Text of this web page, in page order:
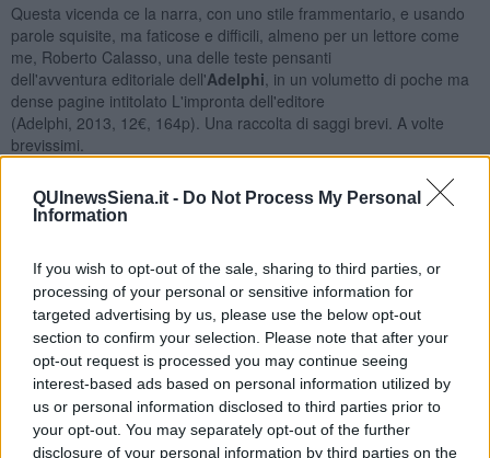
QUInewsSiena.it - Do Not Process My Personal
Information
If you wish to opt-out of the sale, sharing to third parties, or
processing of your personal or sensitive information for
targeted advertising by us, please use the below opt-out
section to confirm your selection. Please note that after your
opt-out request is processed you may continue seeing
interest-based ads based on personal information utilized by
us or personal information disclosed to third parties prior to
your opt-out. You may separately opt-out of the further
disclosure of your personal information by third parties on the
Questa vicenda ce la narra, con uno stile frammentario, e usando
parole squisite, ma faticose e difficili, almeno per un lettore come
me, Roberto Calasso, una delle teste pensanti
dell'avventura editoriale dell'Adelphi , in un volumetto di poche ma
dense pagine intitolato L'impronta dell'editore
(Adelphi, 2013, 12€, 164p). Una raccolta di saggi brevi. A volte
brevissimi.
segnò il passaggio dalla vecchia epoca alla nuova. Nata negli anni
'60, la casa editrice esplose nel decennio successivo,
Kundera, Simenon (quello dei romanzi senza Maigret) e un insieme
di autori europei, asiatici e americani, assemblati in un catalogo che
mescolava antico e moderno, testi sapienziali e
riflessioni psicologiche, con una faticosità di lettura e una caoticità
che frastornò e tuttavia conquistò molti lettori.
Qualche brigatista intravide nell'apparentemente sconclusionato
catalogoAdelphiil progetto di attaccare e distruggere il sistema
ideologico culturale che aveva caratterizzato il paese nel secondo